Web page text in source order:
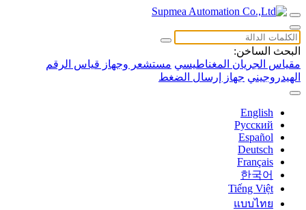
البحث الساخن:
مقياس الجريان المغناطيسي مستشعر وجهاز قياس الرقم
الهيدروجيني جهاز إرسال الضغط
English
Русский
Español
Deutsch
Français
한국어
Tiếng Việt
แบบไทย